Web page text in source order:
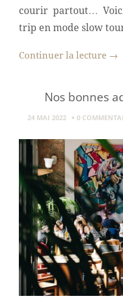
courir partout…
trip en mode slow
Continuer la lecture →
Nos bonnes
24 MAI 2022 0